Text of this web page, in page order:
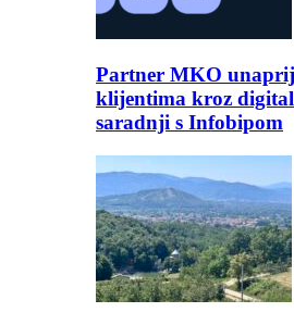
Partner MKO
klijentima kroz
saradnji s Infobipom